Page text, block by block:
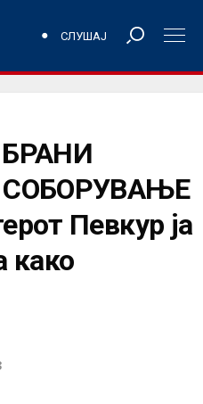
СЛУШАЈ
СОБОРУВАЊЕ
Певкур ја
како